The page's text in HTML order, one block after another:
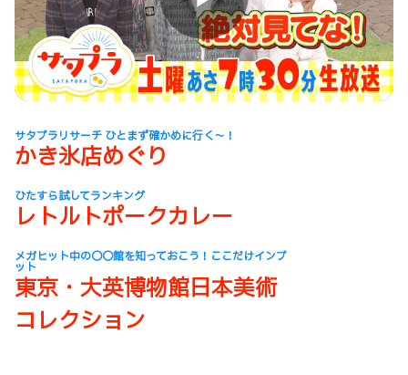
Play
Video
サタプラリサーチ ひとまず確かめに行く～！
かき氷店めぐり
ひたすら試してランキング
レトルトポークカレー
メガヒット中の〇〇館を知っておこう！ここだけインプ
ット
東京・大英博物館日本美術
コレクション